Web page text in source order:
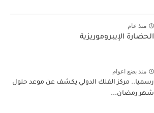
منذ عام
الحضارة الإيبروموريزية
منذ بضع اعوام
رسميا.. مركز الفلك الدولي يكشف عن موعد حلول
شهر رمضان...